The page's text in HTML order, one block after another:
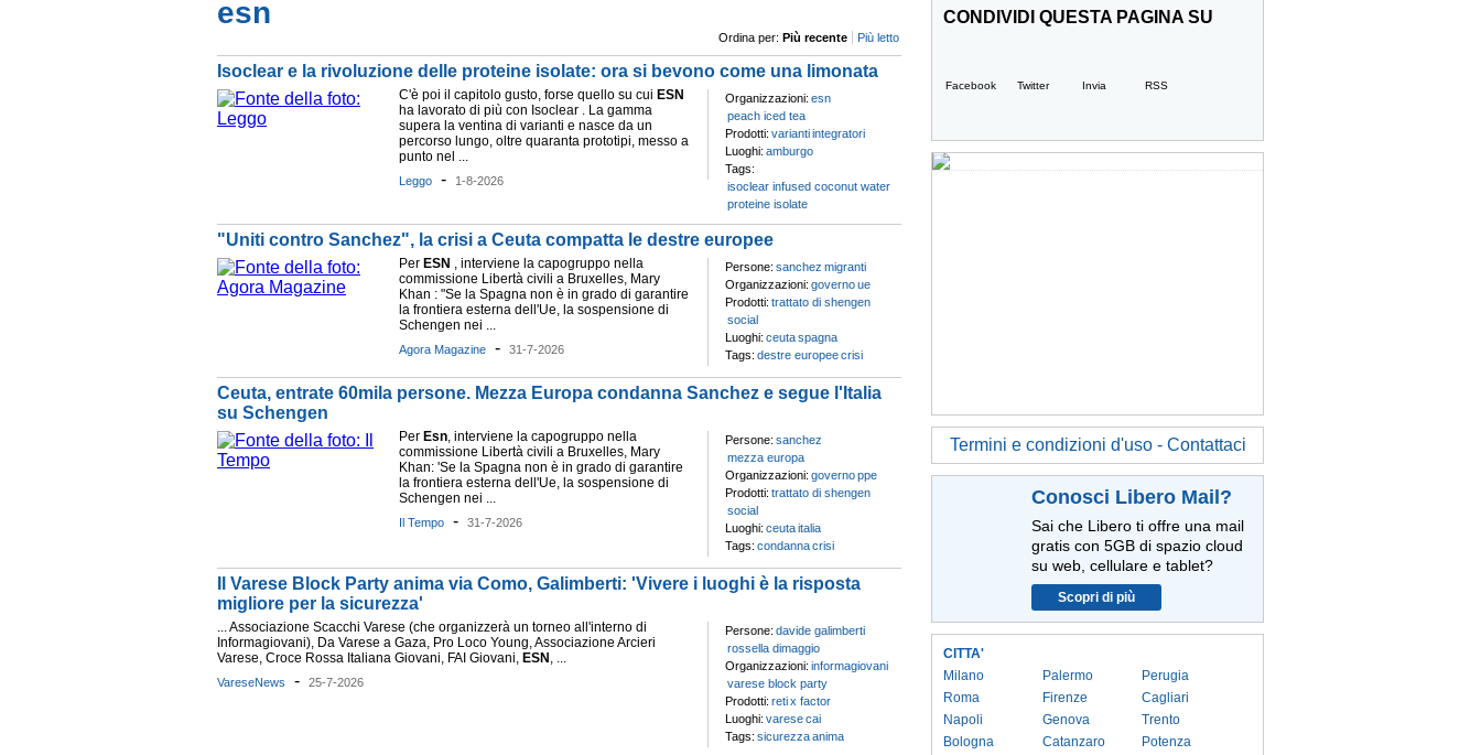
esn
Ordina per: Più recente Più letto
Isoclear e la rivoluzione delle proteine isolate: ora si bevono come una limonata
C'è poi il capitolo gusto, forse quello su cui ESN
ha lavorato di più con Isoclear . La gamma
supera la ventina di varianti e nasce da un
percorso lungo, oltre quaranta prototipi, messo a
punto nel ...
Leggo - 1-8-2026
Organizzazioni: esn
peach iced tea
Prodotti: variantiintegratori
Luoghi: amburgo
Tags:
isoclear infused coconut water
proteine isolate
"Uniti contro Sanchez", la crisi a Ceuta compatta le destre europee
Per ESN , interviene la capogruppo nella
commissione Libertà civili a Bruxelles, Mary
Khan : "Se la Spagna non è in grado di garantire
la frontiera esterna dell'Ue, la sospensione di
Schengen nei ...
Agora Magazine - 31-7-2026
Persone: sanchez migranti
Organizzazioni: governoue
Prodotti: trattato di shengen
social
Luoghi: ceutaspagna
Tags: destre europeecrisi
Ceuta, entrate 60mila persone. Mezza Europa condanna Sanchez e segue l'Italia
su Schengen
Per Esn, interviene la capogruppo nella
commissione Libertà civili a Bruxelles, Mary
Khan: 'Se la Spagna non è in grado di garantire
la frontiera esterna dell'Ue, la sospensione di
Schengen nei ...
Il Tempo - 31-7-2026
Persone: sanchez
mezza europa
Organizzazioni: governoppe
Prodotti: trattato di shengen
social
Luoghi: ceutaitalia
Tags: condannacrisi
Il Varese Block Party anima via Como, Galimberti: 'Vivere i luoghi è la risposta
migliore per la sicurezza'
... Associazione Scacchi Varese (che organizzerà un torneo all'interno di
Informagiovani), Da Varese a Gaza, Pro Loco Young, Associazione Arcieri
Varese, Croce Rossa Italiana Giovani, FAI Giovani, ESN , ...
VareseNews - 25-7-2026
Persone: davide galimberti
rossella dimaggio
Organizzazioni: informagiovani
varese block party
Prodotti: retix factor
Luoghi: varesecai
Tags: sicurezzaanima
CONDIVIDI QUESTA PAGINA SU
Facebook Twitter Invia RSS
Termini e condizioni d'uso - Contattaci
Conosci Libero Mail?
Sai che Libero ti offre una mail
gratis con 5GB di spazio cloud
su web, cellulare e tablet?
Scopri di più
CITTA'
Milano
Roma
Napoli
Bologna
Palermo
Firenze
Genova
Catanzaro
Perugia
Cagliari
Trento
Potenza